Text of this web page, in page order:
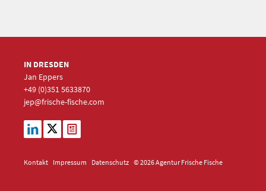
IN DRESDEN
Jan Eppers
+49 (0)3515633870
jep@frische-fische.com
Kontakt Impressum Datenschutz © 2026 Agentur Frische Fische